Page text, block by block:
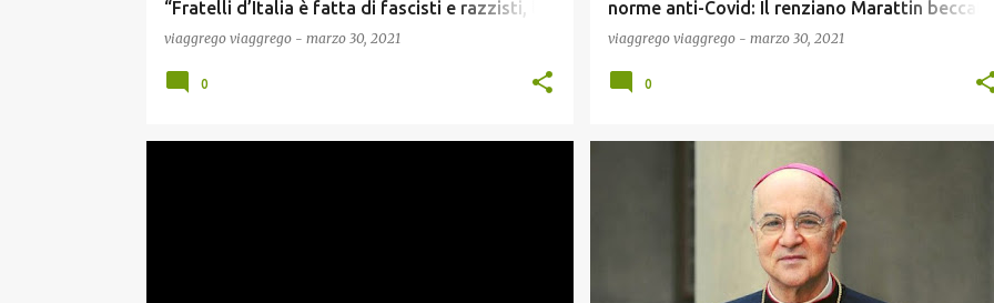
“Fratelli d’Italia è fatta di fascisti e razzisti, la
Meloni mi quereli”
viaggrego viaggrego - marzo 30, 2021
0
norme anti-Covid: Il renziano Marattin beccato
e multato
viaggrego viaggrego - marzo 30, 2021
0